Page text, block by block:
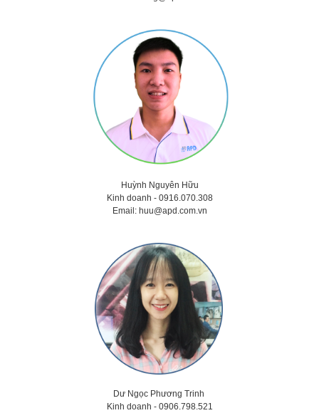
Huỳnh Nguyên Hữu
Kinh doanh - 0916.070.308
Email: huu@apd.com.vn
Dư Ngọc Phương Trinh
Kinh doanh - 0906.798.521